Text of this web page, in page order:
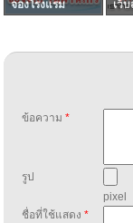
จองโรงแรม เว็บ
ข้อความ *
รูป
pixel
ชื่อที่ใช้แสดง *